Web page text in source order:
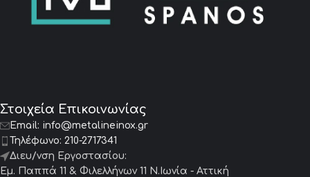
Στοιχεία Επικοινωνίας
Email: info@metalineinox.gr
Τηλέφωνο: 210-2717341
Διευ/νση Εργοστασίου:
Εμ. Παππά 11 & Φιλελλήνων 11 Ν.Ιωνία - Αττική